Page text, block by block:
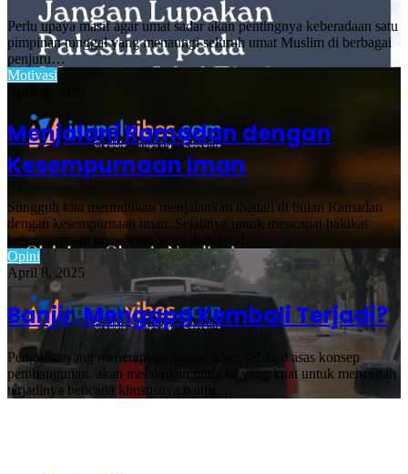
Perlu upaya masif agar umat sadar akan pentingnya keberadaan satu
pimpinan tunggal yang menaungi seluruh umat Muslim di berbagai
penjuru…
Motivasi
Menjalani Ramadan dengan
Kesempurnaan Iman
Sungguh kita merindukan menjalankan ibadah di bulan Ramadan
dengan kesempurnaan iman. Sejatinya untuk mencapai hakikat
kesempurnaan iman tentu yang dimaksud…
Opini
April 8, 2025
Banjir, Mengapa Kembali Terjadi?
Penguasa yang menerapkan sistem Islam sebagai asas konsep
pembangunan, akan melakukan mitigasi yang kuat untuk mencegah
terjadinya bencana khususnya banjir.…